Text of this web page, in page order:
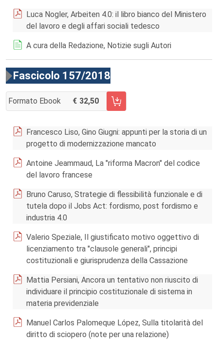
Luca Nogler, Arbeiten 4.0: il libro bianco del Ministero
del lavoro e degli affari sociali tedesco
A cura della Redazione, Notizie sugli Autori
Fascicolo 157/2018
Formato Ebook 32,50
AGGIUNGI AL CARRELLO FASCICOLO 157/2018
Francesco Liso, Gino Giugni: appunti per la storia di un
progetto di modernizzazione mancato
Antoine Jeammaud, La "riforma Macron" del codice
del lavoro francese
Bruno Caruso, Strategie di flessibilità funzionale e di
tutela dopo il Jobs Act: fordismo, post fordismo e
industria 4.0
Valerio Speziale, Il giustificato motivo oggettivo di
licenziamento tra "clausole generali", principi
costituzionali e giurisprudenza della Cassazione
Mattia Persiani, Ancora un tentativo non riuscito di
individuare il principio costituzionale di sistema in
materia previdenziale
Manuel Carlos Palomeque López, Sulla titolarità del
diritto di sciopero (note per una relazione)